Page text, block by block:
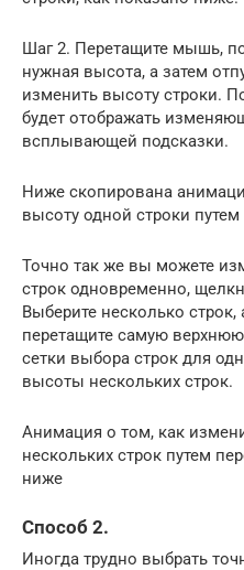
Шаг 2. Перетащите мышь,
нужная высота, а затем
изменить высоту строки.
будет отображать
всплывающей подсказки.
Ниже скопирована
высоту одной строки
Точно так же вы можете
строк одновременно,
Выберите несколько
перетащите самую
сетки выбора строк для
высоты нескольких строк.
Анимация о том, как
нескольких строк путем
ниже
Способ 2.
Иногда трудно выбрать